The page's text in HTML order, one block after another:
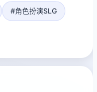
#角色扮演SLG